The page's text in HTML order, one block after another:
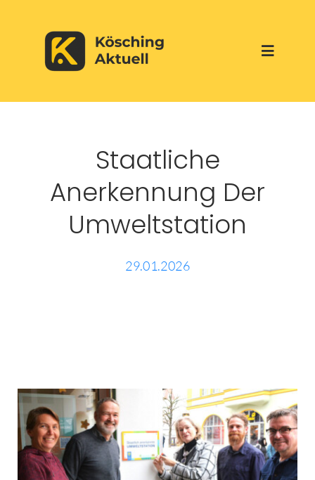
content
Toggle
Über uns
Staatliche
Anerkennung Der
Umweltstation
29.01.2026